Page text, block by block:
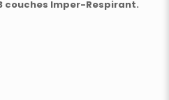
couches Imper-Respirant.